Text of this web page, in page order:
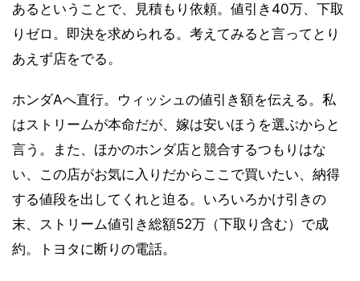
あるということで、見積もり依頼。値引き40万、下取
りゼロ。即決を求められる。考えてみると言ってとり
あえず店をでる。
ホンダAへ直行。ウィッシュの値引き額を伝える。私
はストリームが本命だが、嫁は安いほうを選ぶからと
言う。また、ほかのホンダ店と競合するつもりはな
い、この店がお気に入りだからここで買いたい、納得
する値段を出してくれと迫る。いろいろかけ引きの
末、ストリーム値引き総額52万（下取り含む）で成
約。トヨタに断りの電話。